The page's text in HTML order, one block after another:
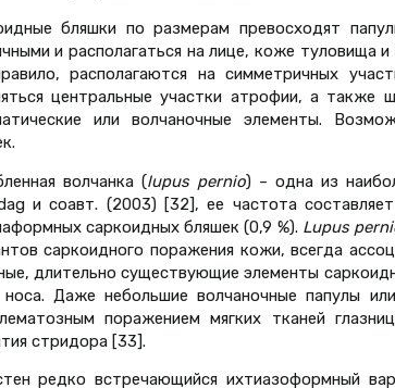
бляшки по размерам превосходят
и располагаться на лице, коже туловища
располагаются на симметричных
центральные участки атрофии, а
или волчаночные элементы.
волчанка (lupus pernio) – одна из
и соавт. (2003) [32], ее частота
саркоидных бляшек (0,9 %). Lupus
саркоидного поражения кожи, всегда
длительно существующие элементы
Даже небольшие волчаночные папулы
поражением мягких тканей
стридора [33].
редко встречающийся ихтиазоформный